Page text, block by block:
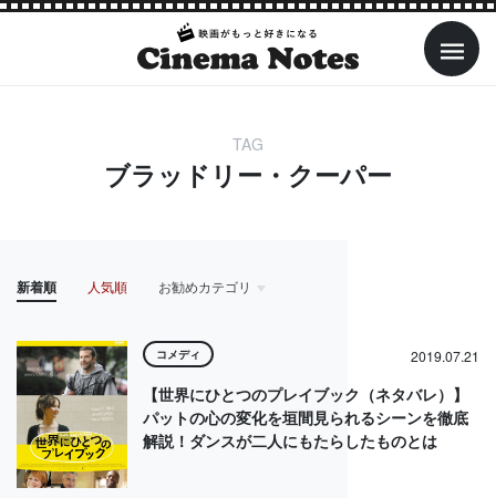
TAG
ブラッドリー・クーパー
新着順 人気順 お勧めカテゴリ
HOME
アイドル
アクション・アドベンチャー
アニメ
コメディ 2019.07.21
【世界にひとつのプレイブック（ネタバレ）】
パットの心の変化を垣間見られるシーンを徹底
解説！ダンスが二人にもたらしたものとは